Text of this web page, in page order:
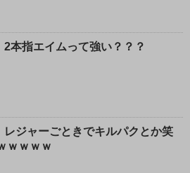
2本指エイムって強い？？？
レジャーごときでキルパクとか笑
ｗｗｗｗ